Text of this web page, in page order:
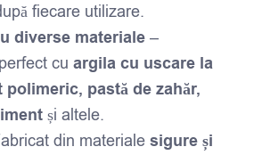
fiecare utilizare.
diverse materiale –
cu argila cu uscare la
polimeric, pastă de zahăr,
și altele.
din materiale sigure și